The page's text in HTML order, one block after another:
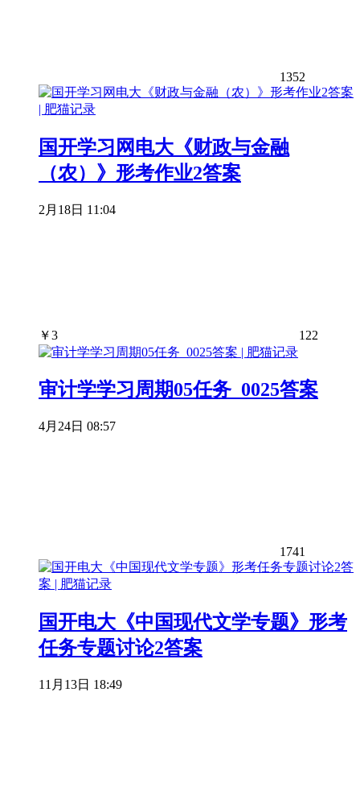
1352
国开学习网电大《财政与金融
（农）》形考作业2答案
2月18日 11:04
￥3 122
审计学学习周期05任务_0025答案
4月24日 08:57
1741
国开电大《中国现代文学专题》形考
任务专题讨论2答案
11月13日 18:49